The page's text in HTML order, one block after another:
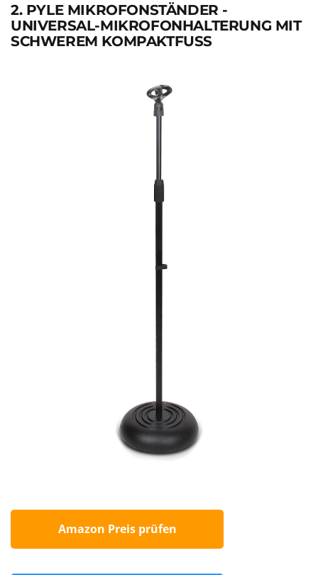
2. PYLE MIKROFONSTÄNDER -
UNIVERSAL-MIKROFONHALTERUNG MIT
SCHWEREM KOMPAKTFUSS
Amazon Preis prüfen